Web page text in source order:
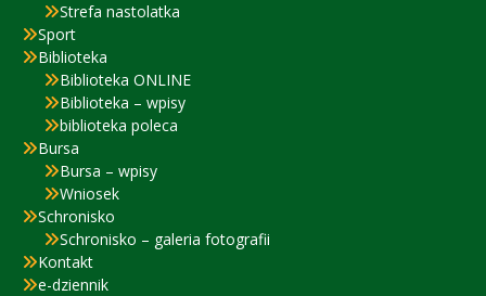
Strefa nastolatka
Sport
Biblioteka
Biblioteka ONLINE
Biblioteka – wpisy
biblioteka poleca
Bursa
Bursa – wpisy
Wniosek
Schronisko
Schronisko – galeria fotografii
Kontakt
e-dziennik